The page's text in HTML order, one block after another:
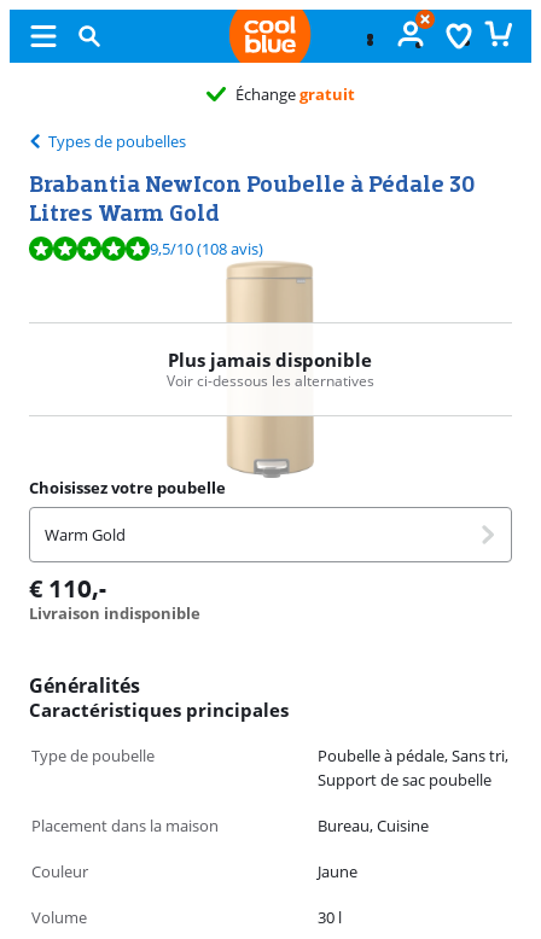
Échangegratuit
Types de poubelles
Brabantia NewIcon Poubelle à Pédale 30
Litres Warm Gold
La note est de 9,5 sur 10, basée sur 108 avis.
9,5/10(108 avis)
Plus jamais disponible
Voir ci-dessous les alternatives
Choisissez votre poubelle
Warm Gold
€ 110,-
Livraison indisponible
Généralités
Caractéristiques principales
Type de poubelle
Poubelle à pédale, Sans tri,
Support de sac poubelle
Placement dans la maison Bureau, Cuisine
Couleur Jaune
Volume 30 l